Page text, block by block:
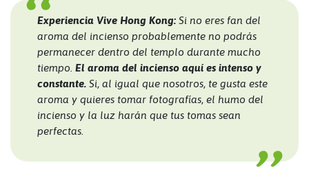
Experiencia Vive Hong Kong: Si no eres fan del
aroma del incienso probablemente no podrás
permanecer dentro del templo durante mucho
tiempo. El aroma del incienso aquí es intenso y
constante. Si, al igual que nosotros, te gusta este
aroma y quieres tomar fotografías, el humo del
incienso y la luz harán que tus tomas sean
perfectas.